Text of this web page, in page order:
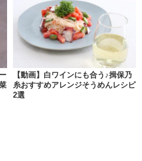
【動画】白ワインにも合う♪揖保乃
糸おすすめアレンジそうめんレシピ
2選